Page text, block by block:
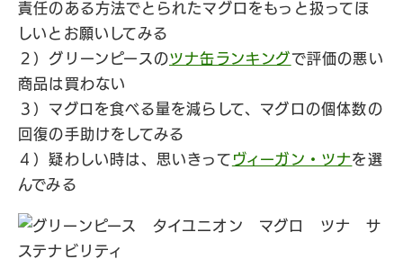
責任のある方法でとられたマグロをもっと扱ってほ
しいとお願いしてみる
２）グリーンピースのツナ缶ランキングで評価の悪い
商品は買わない
３）マグロを食べる量を減らして、マグロの個体数の
回復の手助けをしてみる
４）疑わしい時は、思いきって ヴィーガン・ツナを選
んでみる